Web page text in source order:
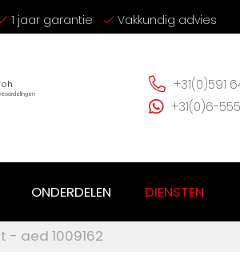
1 jaar garantie Vakkundig advies
+31(0)591
+31(0)6-
ONDERDELEN DIENSTEN
- aed 1009162